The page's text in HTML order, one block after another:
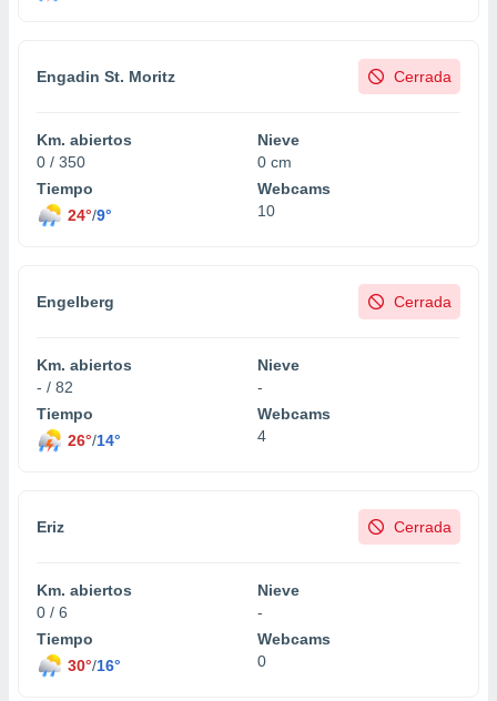
Engadin St. Moritz Cerrada
Km. abiertos
0 / 350
Nieve
0 cm
Tiempo
24°/9°
Webcams
10
Engelberg Cerrada
Km. abiertos
- / 82
Nieve
-
Tiempo
26°/14°
Webcams
4
Eriz Cerrada
Km. abiertos
0 / 6
Nieve
-
Tiempo
30°/16°
Webcams
0